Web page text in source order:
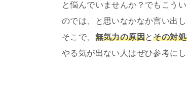
と悩んでいませんか？でもこう
のでは、と思いなかなか言い出し
そこで、 無気力の原因とその対
やる気が出ない人はぜひ参考にし